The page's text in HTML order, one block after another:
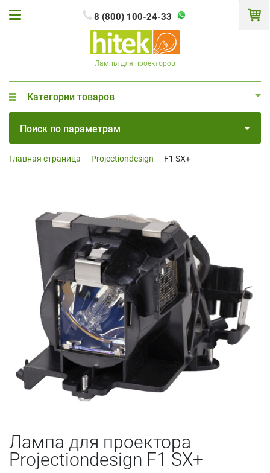
8 (800) 100-24-33
Лампы для проекторов
Категории товаров
Поиск по параметрам
Главная страница - Projectiondesign - F1 SX+
Лампа для проектора
Projectiondesign F1 SX+